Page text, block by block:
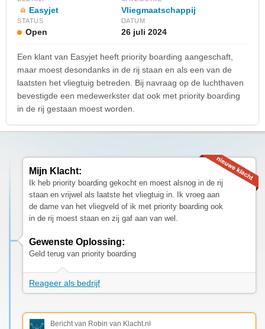
Easyjet Vliegmaatschappij
STATUS
Open
DATUM
26 juli 2024
Een klant van Easyjet heeft priority boarding aangeschaft,
maar moest desondanks in de rij staan en als een van de
laatsten het vliegtuig betreden. Bij navraag op de luchthaven
bevestigde een medewerkster dat ook met priority boarding
in de rij gestaan moest worden.
Mijn Klacht:
Ik heb priority boarding gekocht en moest alsnog in de rij
staan en vrijwel als laatste het vliegtuig in. Ik vroeg aan
de dame van het vliegveld of ik met priority boarding ook
in de rij moest staan en zij gaf aan van wel.
Gewenste Oplossing:
Geld terug van priority boarding
Reageer als bedrijf
Bericht van Robin van Klacht.nl